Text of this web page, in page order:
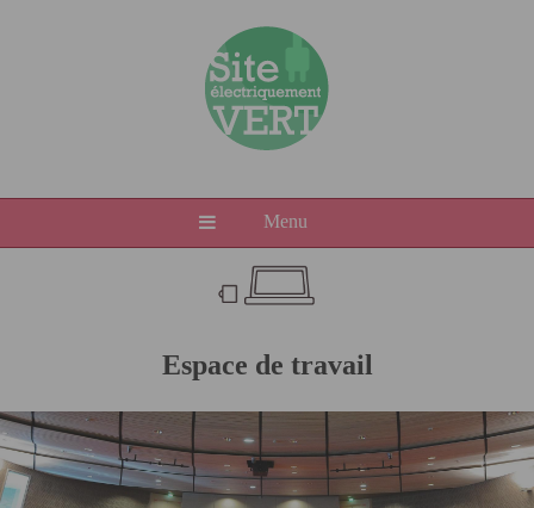
Menu
Espace de travail